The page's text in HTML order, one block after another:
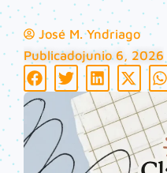
José M. Yndriago
Publicadojunio 6, 2026